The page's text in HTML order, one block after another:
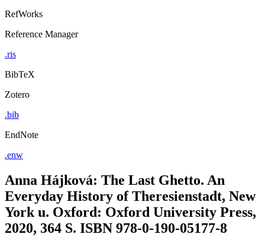
RefWorks
Reference Manager
.ris
BibTeX
Zotero
.bib
EndNote
.enw
Anna Hájková: The Last Ghetto. An
Everyday History of Theresienstadt, New
York u. Oxford: Oxford University Press,
2020, 364 S. ISBN 978-0-190-05177-8